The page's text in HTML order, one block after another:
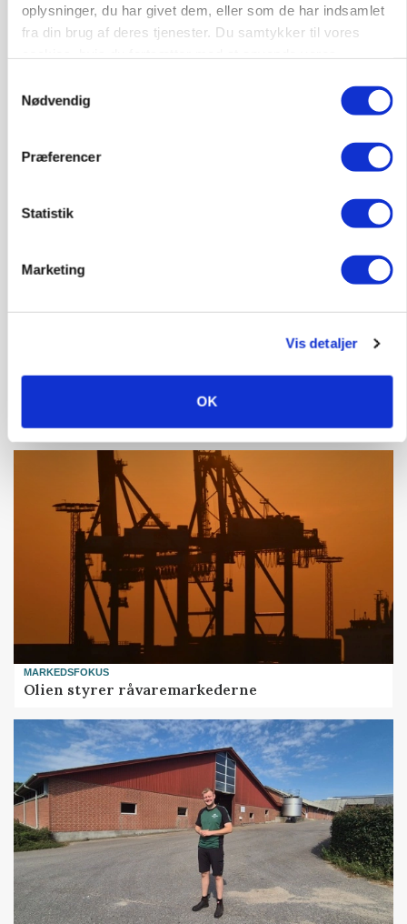
oplysninger, du har givet dem, eller som de har indsamlet
fra din brug af deres tjenester. Du samtykker til vores
Nødvendig
Præferencer
Statistik
Marketing
Vis detaljer
OK
polteopformering
03. aug.
MARKEDSFOKUS
Olien styrer råvaremarkederne